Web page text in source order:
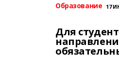
Образование 17
Для